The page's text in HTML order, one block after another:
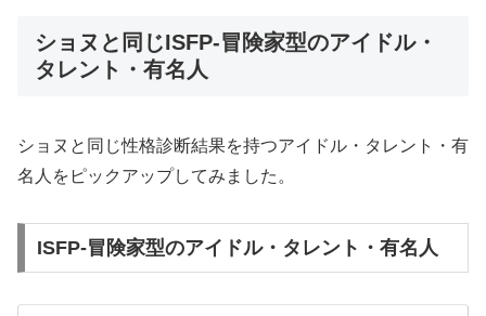
ショヌと同じISFP-冒険家型のアイドル・
タレント・有名人
ショヌと同じ性格診断結果を持つアイドル・タレント・有
名人をピックアップしてみました。
ISFP-冒険家型のアイドル・タレント・有名人